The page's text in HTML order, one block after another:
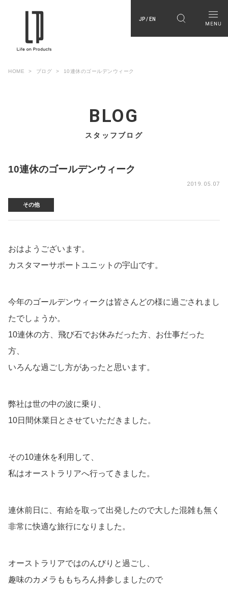
JP / EN
HOME ブログ 10連休のゴールデンウィーク
BLOG
スタッフブログ
10連休のゴールデンウィーク
2019.05.07
その他
おはようございます。
カスタマーサポートユニットの宇山です。
今年のゴールデンウィークは皆さんどの様に過ごされまし
たでしょうか。
10連休の方、飛び石でお休みだった方、お仕事だった
方、
いろんな過ごし方があったと思います。
弊社は世の中の波に乗り、
10日間休業日とさせていただきました。
その10連休を利用して、
私はオーストラリアへ行ってきました。
連休前日に、有給を取って出発したので大した混雑も無く
非常に快適な旅行になりました。
オーストラリアではのんびりと過ごし、
趣味のカメラももちろん持参しましたので